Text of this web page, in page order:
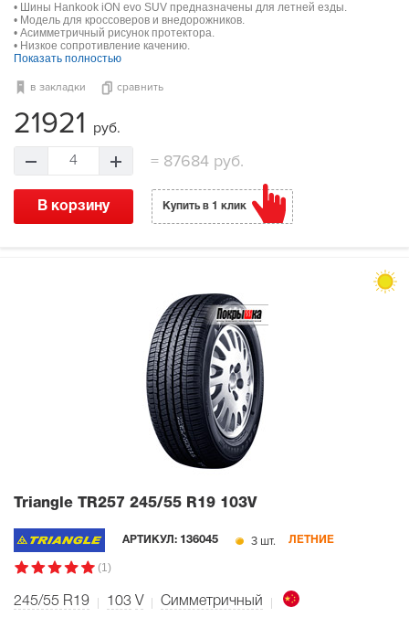
• Шины Hankook iON evo SUV предназначены для летней езды.
• Модель для кроссоверов и внедорожников.
• Асимметричный рисунок протектора.
• Низкое сопротивление качению.
Показать полностью
в закладки сравнить
21921 руб.
4 =87684 руб.
В корзину Купить в 1 клик
Triangle TR257 245/55 R19 103V
АРТИКУЛ: 136045 3 шт. ЛЕТНИЕ
(1)
245/55 R19 103 V Симметричный